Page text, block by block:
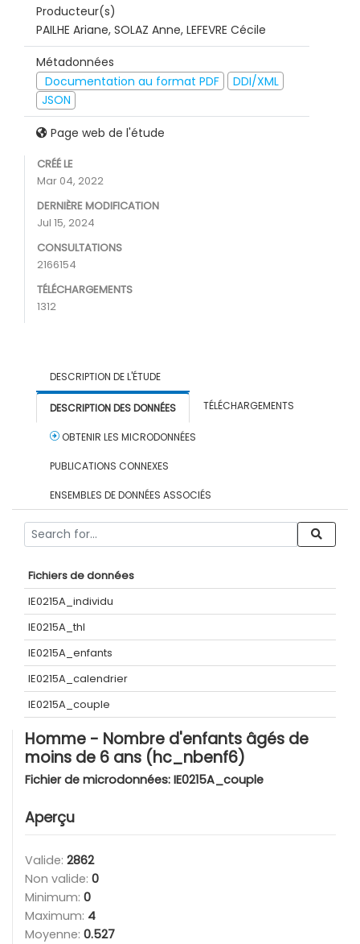
Producteur(s)
PAILHE Ariane, SOLAZ Anne, LEFEVRE Cécile
Métadonnées
Documentation au format PDF
DDI/XML
JSON
Page web de l'étude
CRÉÉ LE
Mar 04, 2022
DERNIÈRE MODIFICATION
Jul 15, 2024
CONSULTATIONS
2166154
TÉLÉCHARGEMENTS
1312
DESCRIPTION DE L'ÉTUDE
DESCRIPTION DES DONNÉES TÉLÉCHARGEMENTS
OBTENIR LES MICRODONNÉES
PUBLICATIONS CONNEXES
ENSEMBLES DE DONNÉES ASSOCIÉS
Fichiers de données
IE0215A_individu
IE0215A_thl
IE0215A_enfants
IE0215A_calendrier
IE0215A_couple
Homme - Nombre d'enfants âgés de
moins de 6 ans (hc_nbenf6)
Fichier de microdonnées: IE0215A_couple
Aperçu
Valide: 2862
Non valide: 0
Minimum: 0
Maximum: 4
Moyenne: 0.527